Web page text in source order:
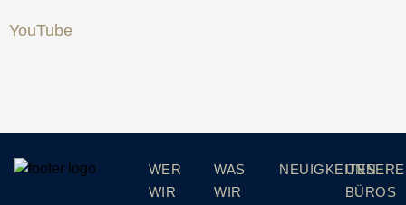
YouTube
WER
WIR
WAS
WIR
NEUIGKEITEN
UNSERE
BÜROS